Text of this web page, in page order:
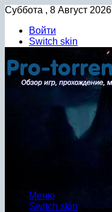
Суббота , 8 Август 2026
Войти
Switch skin
Меню
Switch skin